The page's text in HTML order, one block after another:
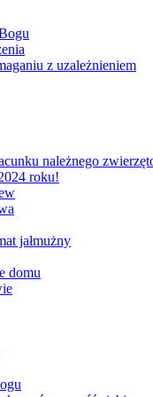
z uzależnieniem
należnego
roku!
jałmużny
domu